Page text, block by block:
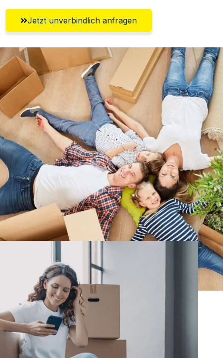
Jetzt unverbindlich anfragen